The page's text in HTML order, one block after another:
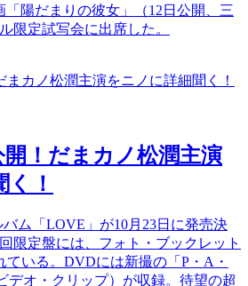
「陽だまりの彼女」（12日公開、三
限定試写会に出席した。
開！だまカノ松潤主演
！
ム「LOVE」が10月23日に発売決
限定盤には、フォト・ブックレット
ている。DVDには新撮の「P・A・
デオ・クリップ）が収録。待望の超